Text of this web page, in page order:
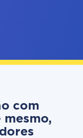
com
mesmo,